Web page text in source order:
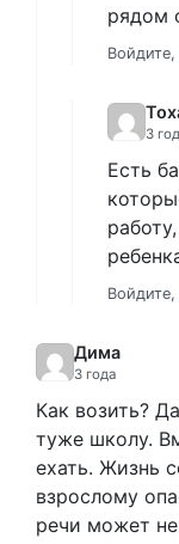
рядом
Войдите,
3
Есть
Войдите,
Дима
3 года
Как возить?
туже школу.
ехать. Жизнь
взрослому
речи может